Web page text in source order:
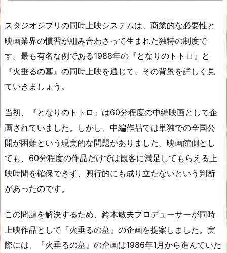
スタジオジブリの同時上映システムは、商業的な必要性と
映画業界の慣習が組み合わさって生まれた独特の制度で
す。最も有名な例である1988年の『となりのトトロ』と
『火垂るの墓』の同時上映を通じて、その背景を詳しく見
ていきましょう。
当初、『となりのトトロ』は60分程度の中編映画として企
画されていました。しかし、中編作品では単独での全国公
開が困難という現実的な問題がありました。映画館側とし
ても、60分程度の作品だけでは観客に満足してもらえる上
映時間を確保できず、興行的にも成り立たないという判断
があったのです。
この問題を解決するため、鈴木敏夫プロデューサーが同時
上映作品として『火垂るの墓』の企画を提案しました。実
際には、『火垂るの墓』の企画は1986年1月から進んでいた